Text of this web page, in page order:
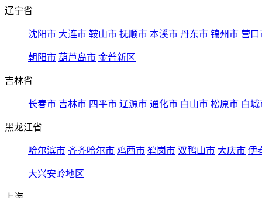
辽宁省
沈阳市 大连市 鞍山市 抚顺市 本溪市 丹东市 锦州市 营口
朝阳市 葫芦岛市 金普新区
吉林省
长春市 吉林市 四平市 辽源市 通化市 白山市 松原市 白城
黑龙江省
哈尔滨市 齐齐哈尔市 鸡西市 鹤岗市 双鸭山市 大庆市 伊
大兴安岭地区